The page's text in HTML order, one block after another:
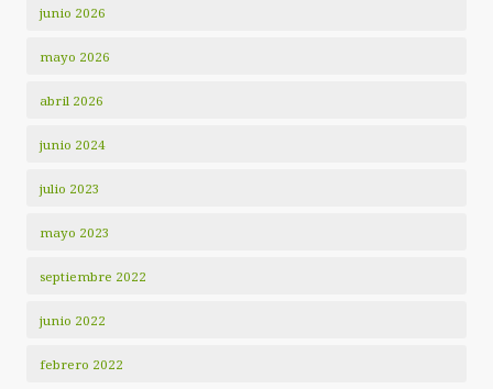
junio 2026
mayo 2026
abril 2026
junio 2024
julio 2023
mayo 2023
septiembre 2022
junio 2022
febrero 2022